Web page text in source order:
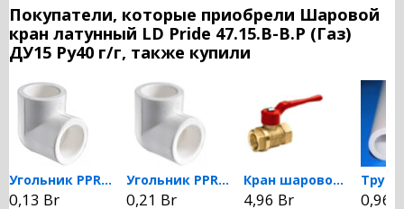
Покупатели, которые приобрели Шаровой
кран латунный LD Pride 47.15.В-В.Р (Газ)
ДУ15 Ру40 г/г, также купили
Угольник PPRC 90 гр. 20...
0,13 Br
Угольник PPRC 90 гр. 25...
0,21 Br
Кран шаровой латунный...
4,96 Br 0,96